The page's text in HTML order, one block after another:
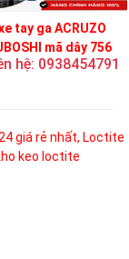
tay ga ACRUZO
mã dây 756
hệ: 0938454791